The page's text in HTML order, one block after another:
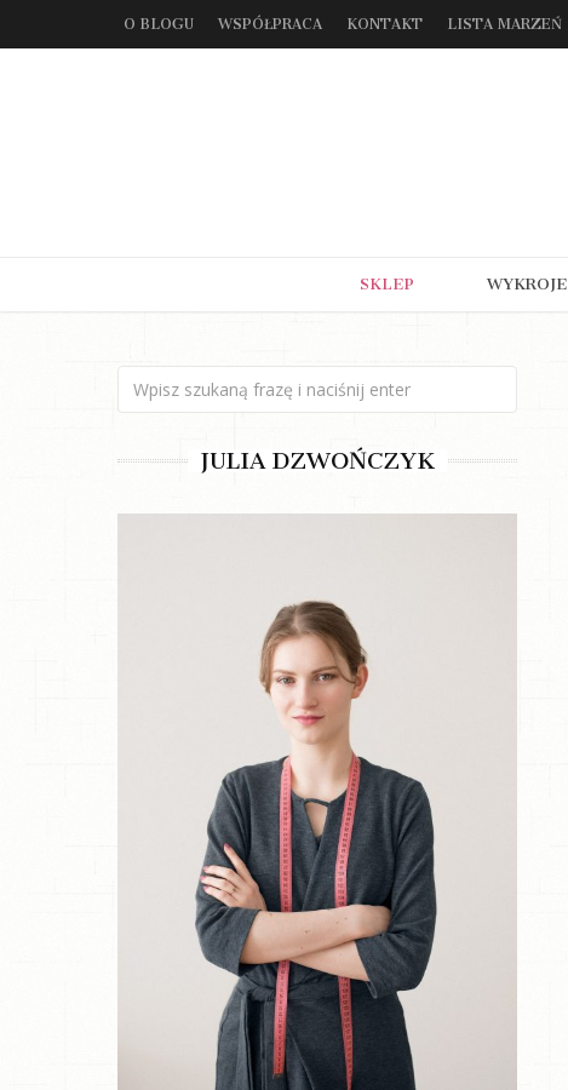
O BLOGU WSPÓŁPRACA KONTAKT LISTA MARZEŃ
SKLEP WYKROJE
JULIA DZWOŃCZYK